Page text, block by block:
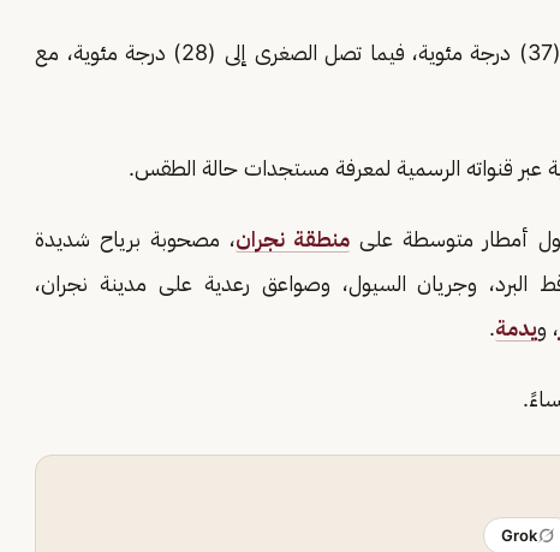
وأوضح التقرير أن درجة الحرارة العظمى تبلغ (37) درجة مئوية، فيما تصل الصغرى إلى (28) درجة مئوية، مع
عبر قنواته الرسمية لمعرفة مستجدات حالة الطقس.
أمطار متوسطة على منطقة نجران، مصحوبة برياح شديدة
البرد، وجريان السيول، وصواعق رعدية على مدينة نجران،
، ويدمة.
Grok